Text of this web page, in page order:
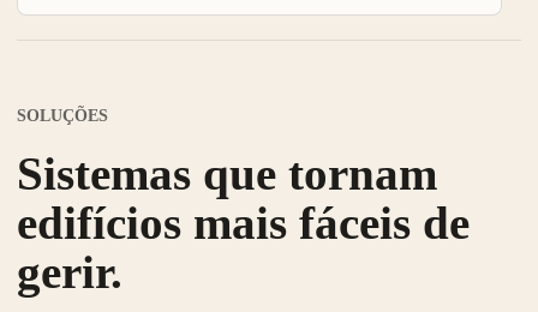
SOLUÇÕES
Sistemas que tornam
edifícios mais fáceis de
gerir.